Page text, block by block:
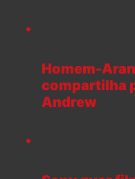
Homem-
compartilha
Andrew